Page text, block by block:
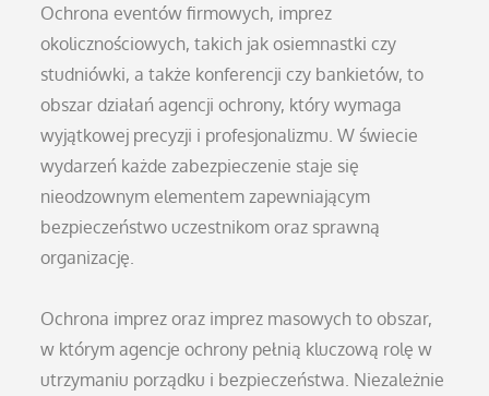
Ochrona eventów firmowych, imprez
okolicznościowych, takich jak osiemnastki czy
studniówki, a także konferencji czy bankietów, to
obszar działań agencji ochrony, który wymaga
wyjątkowej precyzji i profesjonalizmu. W świecie
wydarzeń każde zabezpieczenie staje się
nieodzownym elementem zapewniającym
bezpieczeństwo uczestnikom oraz sprawną
organizację.
Ochrona imprez oraz imprez masowych to obszar,
w którym agencje ochrony pełnią kluczową rolę w
utrzymaniu porządku i bezpieczeństwa. Niezależnie